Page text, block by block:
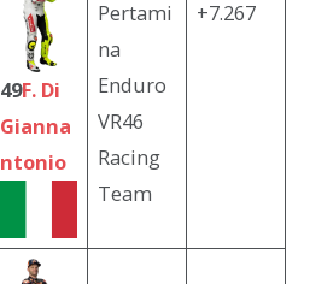
49F. Di
Gianna
ntonio
Pertami
na
Enduro
VR46
Racing
Team
+7.267